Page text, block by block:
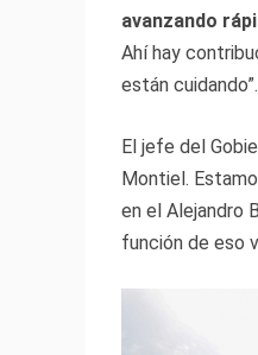
avanzando
Ahí hay
están cuidando”.
El jefe del
Montiel.
en el Alejandro
función de eso